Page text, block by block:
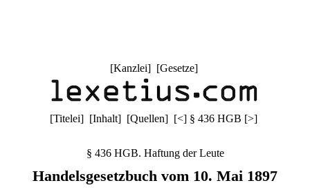
[Kanzlei] [Gesetze]
[Titelei] [Inhalt] [Quellen] [<] § 436 HGB [>]
§ 436 HGB. Haftung der Leute
Handelsgesetzbuch vom 10. Mai 1897